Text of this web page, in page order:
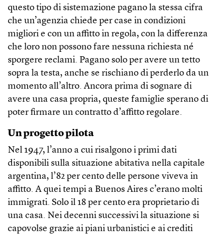
questo tipo di sistemazione pagano la stessa cifra
che un’agenzia chiede per case in condizioni
migliori e con un affitto in regola, con la differenza
che loro non possono fare nessuna richiesta né
sporgere reclami. Pagano solo per avere un tetto
sopra la testa, anche se rischiano di perderlo da un
momento all’altro. Ancora prima di sognare di
avere una casa propria, queste famiglie sperano di
poter firmare un contratto d’affitto regolare.
Un progetto pilota
Nel 1947, l’anno a cui risalgono i primi dati
disponibili sulla situazione abitativa nella capitale
argentina, l’82 per cento delle persone viveva in
affitto. A quei tempi a Buenos Aires c’erano molti
immigrati. Solo il 18 per cento era proprietario di
una casa. Nei decenni successivi la situazione si
capovolse grazie ai piani urbanistici e ai crediti